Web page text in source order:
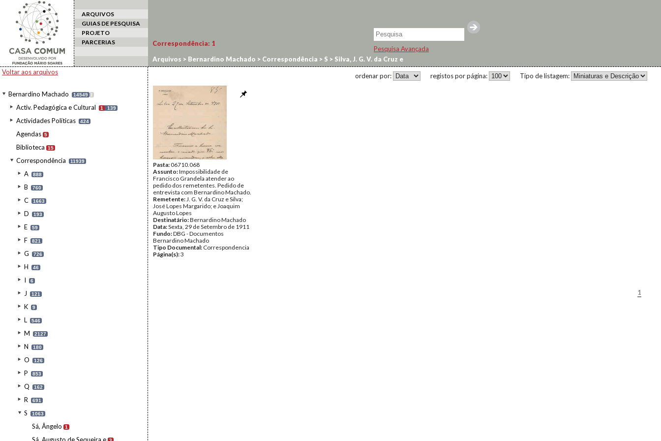
ARQUIVOS
GUIAS DE PESQUISA
PROJETO
PARCERIAS
Pesquisa Avançada
Voltar aos arquivos
Bernardino Machado 14549 I
Activ. Pedagógica e Cultural 1 139
Actividades Políticas 424
Agendas 5
Biblioteca 15
Correspondência 11939
A 888
B 760
C 1663
D 193
E 59
F 821
G 726
H 46
I 6
J 121
K 9
L 546
M 2127
N 180
O 126
P 853
Q 162
R 691
S 1063
Sá, Ângelo 1
Correspondência: 1
Arquivos > Bernardino Machado > Correspondência > S > Silva, J. G. V. da Cruz e
Tipo de listagem:
registos por página:
ordenar por:
Pasta:06710.068
Assunto:Impossibilidade de
Francisco Grandela atender ao
pedido dos remetentes. Pedido de
entrevista com Bernardino Machado.
Remetente:J. G. V. da Cruz e Silva;
José Lopes Margarido; e Joaquim
Augusto Lopes
Destinatário:Bernardino Machado
Data:Sexta, 29 de Setembro de 1911
Fundo:DBG - Documentos
Bernardino Machado
Tipo Documental: Correspondencia
Página(s):3
1